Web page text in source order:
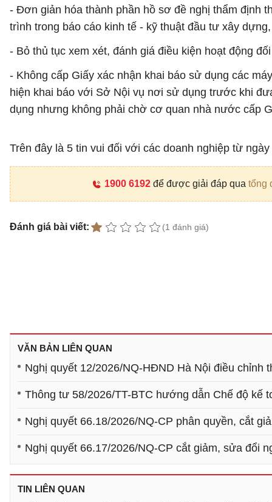
- Đơn giản hóa thành phần hồ sơ đề nghị thẩm định
trình trong báo cáo kinh tế - kỹ thuật đầu tư xây
- Bỏ thủ tục xem xét, đánh giá điều kiện hoạt động
- Không cấp Giấy xác nhận khai báo sử dụng các
hiện khai báo với Sở Nội vụ nơi sử dụng trước khi
dụng nhưng không phải chờ cơ quan nhà nước cấp
Trên đây là 5 tin vui đối với các doanh nghiệp từ
1900 6192để được giải đáp qua tổng
Đánh giá bài viết: (1 đánh giá)
VĂN BẢN LIÊN QUAN
Nghị quyết 12/2026/NQ-HĐND Hà Nội điều chỉnh
Thông tư 58/2026/TT-BTC hướng dẫn Chế độ kế
Nghị quyết 66.18/2026/NQ-CP phân quyền, cắt
Nghị quyết 66.17/2026/NQ-CP cắt giảm, sửa đổi
TIN LIÊN QUAN